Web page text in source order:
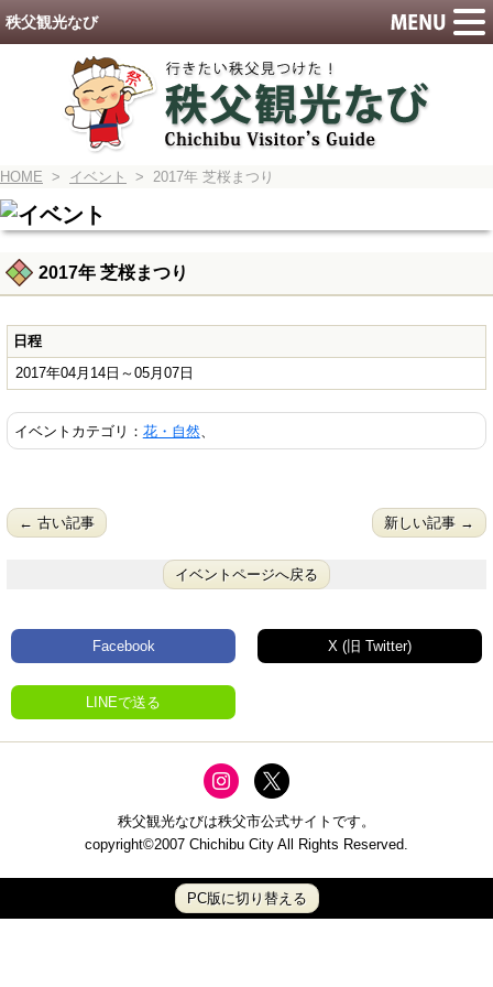
HOME > イベント > 2017年 芝桜まつり
2017年 芝桜まつり
日程
2017年04月14日～05月07日
イベントカテゴリ： 花・自然、
← 古い記事 新しい記事 →
イベントページへ戻る
Facebook X (旧 Twitter)
LINEで送る
秩父観光なびは秩父市公式サイトです。
copyright©2007 Chichibu City All Rights Reserved.
秩父観光なび
PC版に切り替える